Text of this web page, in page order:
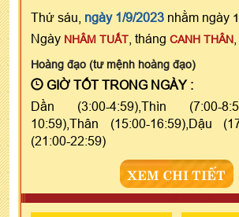
Thứ sáu, ngày 1/9/2023 nhằm ngày
Ngày NHÂM TUẤT , tháng CANH THÂN
Hoàng đạo (tư mệnh hoàng đạo)
GIỜ TỐT TRONG NGÀY :
Dần (3:00-4:59),Thìn (7:00-
10:59),Thân (15:00-16:59),Dậu
(21:00-22:59)
XEM CHI TIẾT